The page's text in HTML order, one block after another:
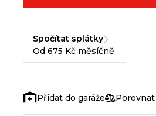
Spočítat splátky
Od 675 Kč měsíčně
Porovnat